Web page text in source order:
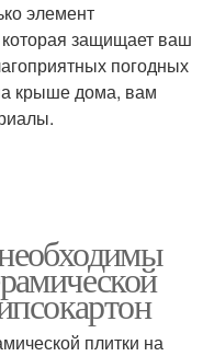
элемент
защищает ваш
погодных
крыше дома, вам
плитки на